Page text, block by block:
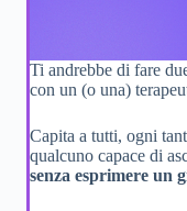
Ti andrebbe di fare
con un (o una)
Capita a tutti, ogni
qualcuno capace di
senza esprimere un